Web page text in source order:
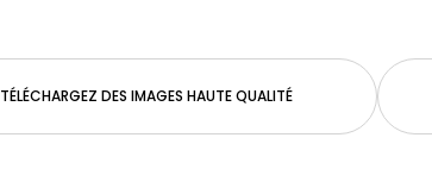
TÉLÉCHARGEZ DES IMAGES HAUTE QUALITÉ